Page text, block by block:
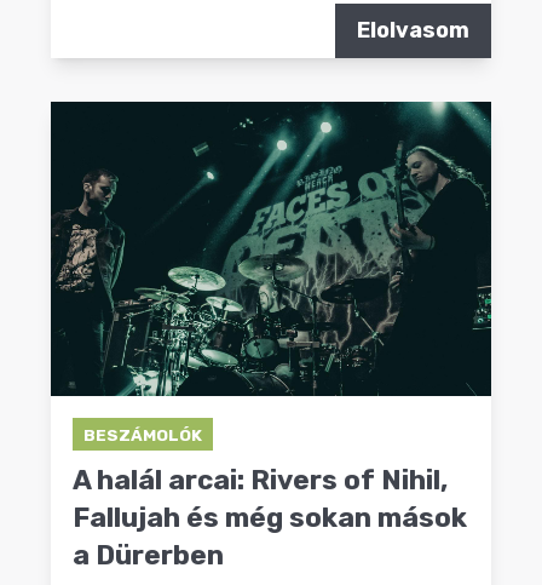
Elolvasom
BESZÁMOLÓK
A halál arcai: Rivers of Nihil,
Fallujah és még sokan mások
a Dürerben